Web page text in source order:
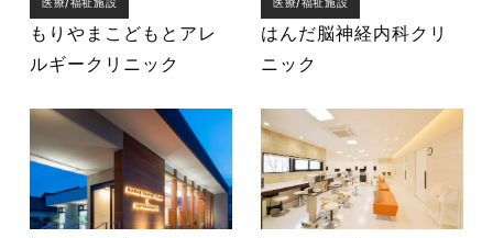
もりやまこどもとアレ
ルギークリニック
はんだ脳神経内科クリ
ニック